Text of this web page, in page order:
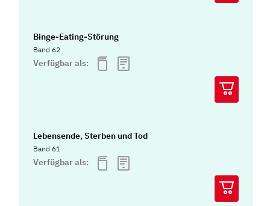
Binge-Eating-Störung
Band 62
Verfügbar als:
Lebensende, Sterben und Tod
Band 61
Verfügbar als: